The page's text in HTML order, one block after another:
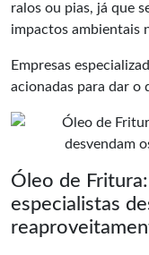
ralos ou pias, já que
impactos ambientais
Empresas
acionadas para dar o
Óleo de
especialistas